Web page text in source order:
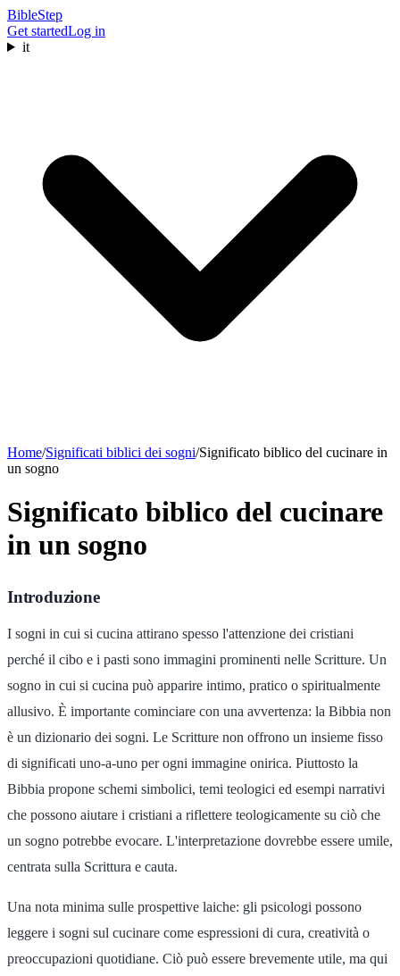
BibleStep
Get startedLog in
it
Home/Significati biblici dei sogni/Significato biblico del cucinare in
un sogno
Significato biblico del cucinare
in un sogno
Introduzione
I sogni in cui si cucina attirano spesso l'attenzione dei cristiani
perché il cibo e i pasti sono immagini prominenti nelle Scritture. Un
sogno in cui si cucina può apparire intimo, pratico o spiritualmente
allusivo. È importante cominciare con una avvertenza: la Bibbia non
è un dizionario dei sogni. Le Scritture non offrono un insieme fisso
di significati uno-a-uno per ogni immagine onirica. Piuttosto la
Bibbia propone schemi simbolici, temi teologici ed esempi narrativi
che possono aiutare i cristiani a riflettere teologicamente su ciò che
un sogno potrebbe evocare. L'interpretazione dovrebbe essere umile,
centrata sulla Scrittura e cauta.
Una nota minima sulle prospettive laiche: gli psicologi possono
leggere i sogni sul cucinare come espressioni di cura, creatività o
preoccupazioni quotidiane. Ciò può essere brevemente utile, ma qui